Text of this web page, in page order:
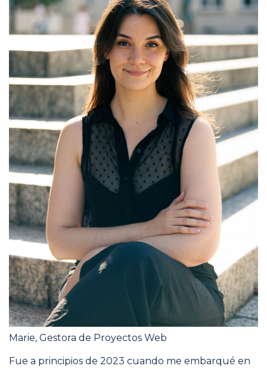
Marie, Gestora de Proyectos Web
Fue a principios de 2023 cuando me embarqué en